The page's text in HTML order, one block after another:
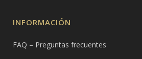
INFORMACIÓN
FAQ – Preguntas frecuentes